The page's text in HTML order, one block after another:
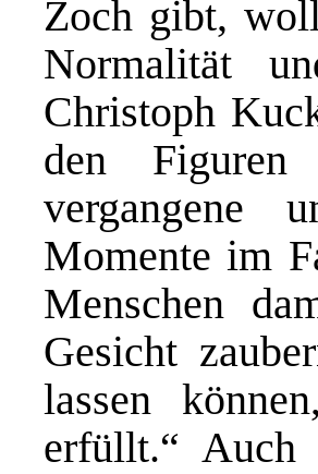
Zoch gibt,
Normalität
Christoph
den
vergangene
Momente im
Menschen
Gesicht
lassen
erfüllt.“